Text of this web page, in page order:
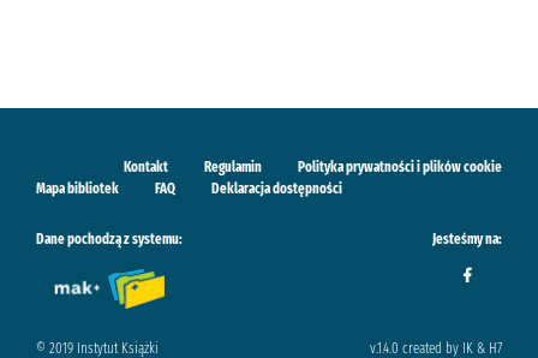
Kontakt Regulamin
Polityka prywatności i plików cookie
Mapa bibliotek
FAQ Deklaracja dostępności
Dane pochodzą z systemu: Jesteśmy na:
© 2019 Instytut Książki v.1.4.0 created by IK & H7